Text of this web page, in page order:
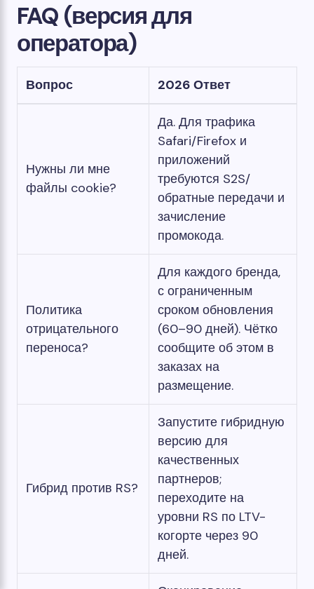
FAQ (версия для
оператора)
Вопрос 2026 Ответ
Нужны ли мне
файлы cookie?
Да. Для трафика
Safari/Firefox и
приложений
требуются S2S/
обратные передачи и
зачисление
промокода.
Политика
отрицательного
переноса?
Для каждого бренда,
с ограниченным
сроком обновления
(60–90 дней). Чётко
сообщите об этом в
заказах на
размещение.
Гибрид против RS?
Запустите гибридную
версию для
качественных
партнеров;
переходите на
уровни RS по LTV-
когорте через 90
дней.